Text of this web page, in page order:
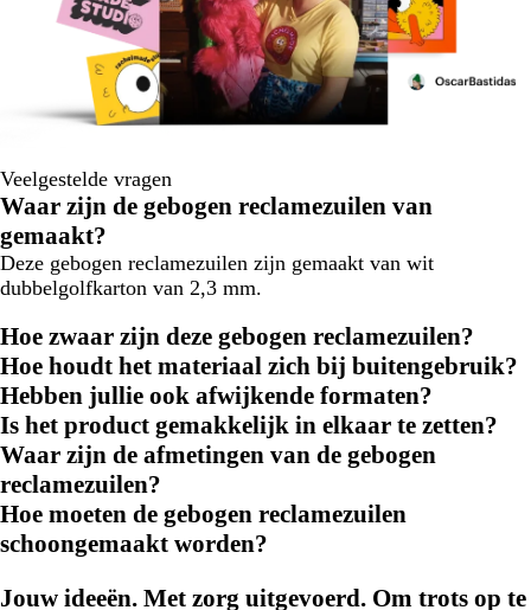
Veelgestelde vragen
Waar zijn de gebogen reclamezuilen van
gemaakt?
Deze gebogen reclamezuilen zijn gemaakt van wit
dubbelgolfkarton van 2,3 mm.
Hoe zwaar zijn deze gebogen reclamezuilen?
Hoe houdt het materiaal zich bij buitengebruik?
Hebben jullie ook afwijkende formaten?
Is het product gemakkelijk in elkaar te zetten?
Waar zijn de afmetingen van de gebogen
reclamezuilen?
Hoe moeten de gebogen reclamezuilen
schoongemaakt worden?
Jouw ideeën. Met zorg uitgevoerd. Om trots op te